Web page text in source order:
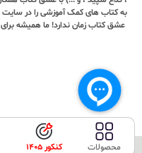
به کتاب های کمک آموزشی را در
عشق کتاب زمان ندارد! ما همیشه
تمامی حقوق این سایت محصولات کنکور 1405